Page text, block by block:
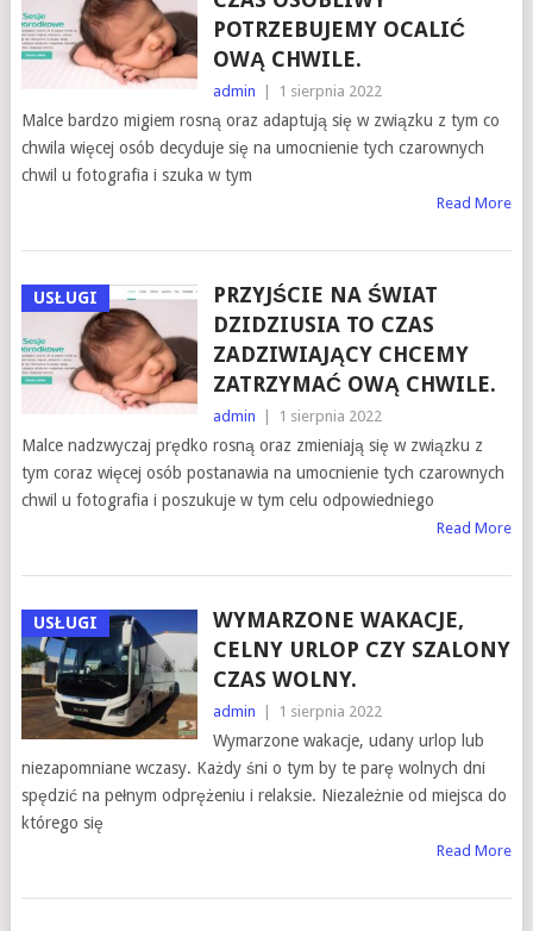
POTRZEBUJEMY OCALIĆ
OWĄ CHWILE.
admin 1 sierpnia 2022
Malce bardzo migiem rosną oraz adaptują się w związku z tym co
chwila więcej osób decyduje się na umocnienie tych czarownych
chwil u fotografia i szuka w tym
Read More
USŁUGI
PRZYJŚCIE NA ŚWIAT
DZIDZIUSIA TO CZAS
ZADZIWIAJĄCY CHCEMY
ZATRZYMAĆ OWĄ CHWILE.
admin 1 sierpnia 2022
Malce nadzwyczaj prędko rosną oraz zmieniają się w związku z
tym coraz więcej osób postanawia na umocnienie tych czarownych
chwil u fotografia i poszukuje w tym celu odpowiedniego
Read More
USŁUGI
WYMARZONE WAKACJE,
CELNY URLOP CZY SZALONY
CZAS WOLNY.
admin 1 sierpnia 2022
Wymarzone wakacje, udany urlop lub
niezapomniane wczasy. Każdy śni o tym by te parę wolnych dni
spędzić na pełnym odprężeniu i relaksie. Niezależnie od miejsca do
którego się
Read More